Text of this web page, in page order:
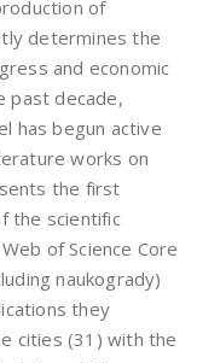
of
determines the
and economic
past decade,
has begun active
works on
the first
the scientific
of Science Core
naukogrady)
they
cities (31) with the